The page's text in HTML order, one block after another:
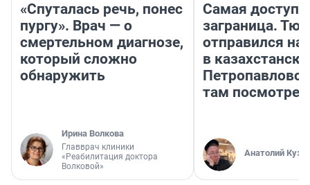
«Спуталась речь, понес
пургу». Врач — о
смертельном диагнозе,
который сложно
обнаружить
Ирина Волкова
Главврач клиники
«Реабилитация доктора
Волковой»
Самая
заграница.
отправился
в
там
Анатолий